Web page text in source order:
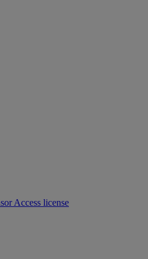
Access license